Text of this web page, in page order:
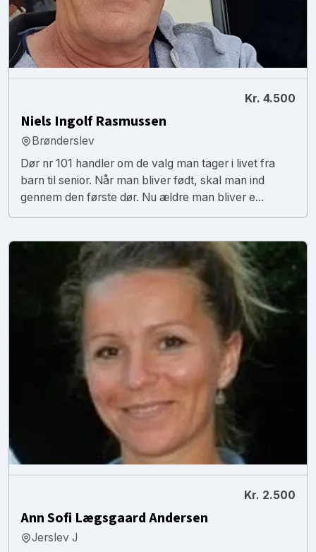
Kr. 4.500
Niels Ingolf Rasmussen
Brønderslev
Dør nr 101 handler om de valg man tager i livet fra
barn til senior. Når man bliver født, skal man ind
gennem den første dør. Nu ældre man bliver e...
Kr. 2.500
Ann Sofi Lægsgaard Andersen
Jerslev J